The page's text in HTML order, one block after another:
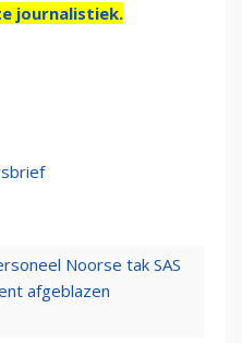
journalistiek.
Noorse tak SAS
afgeblazen